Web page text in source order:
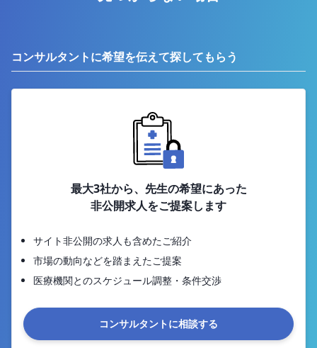
コンサルタントに希望を伝えて探してもらう
最大3社から、先生の希望にあった
非公開求人をご提案します
サイト非公開の求人も含めたご紹介
市場の動向などを踏まえたご提案
医療機関とのスケジュール調整・条件交渉
コンサルタントに相談する